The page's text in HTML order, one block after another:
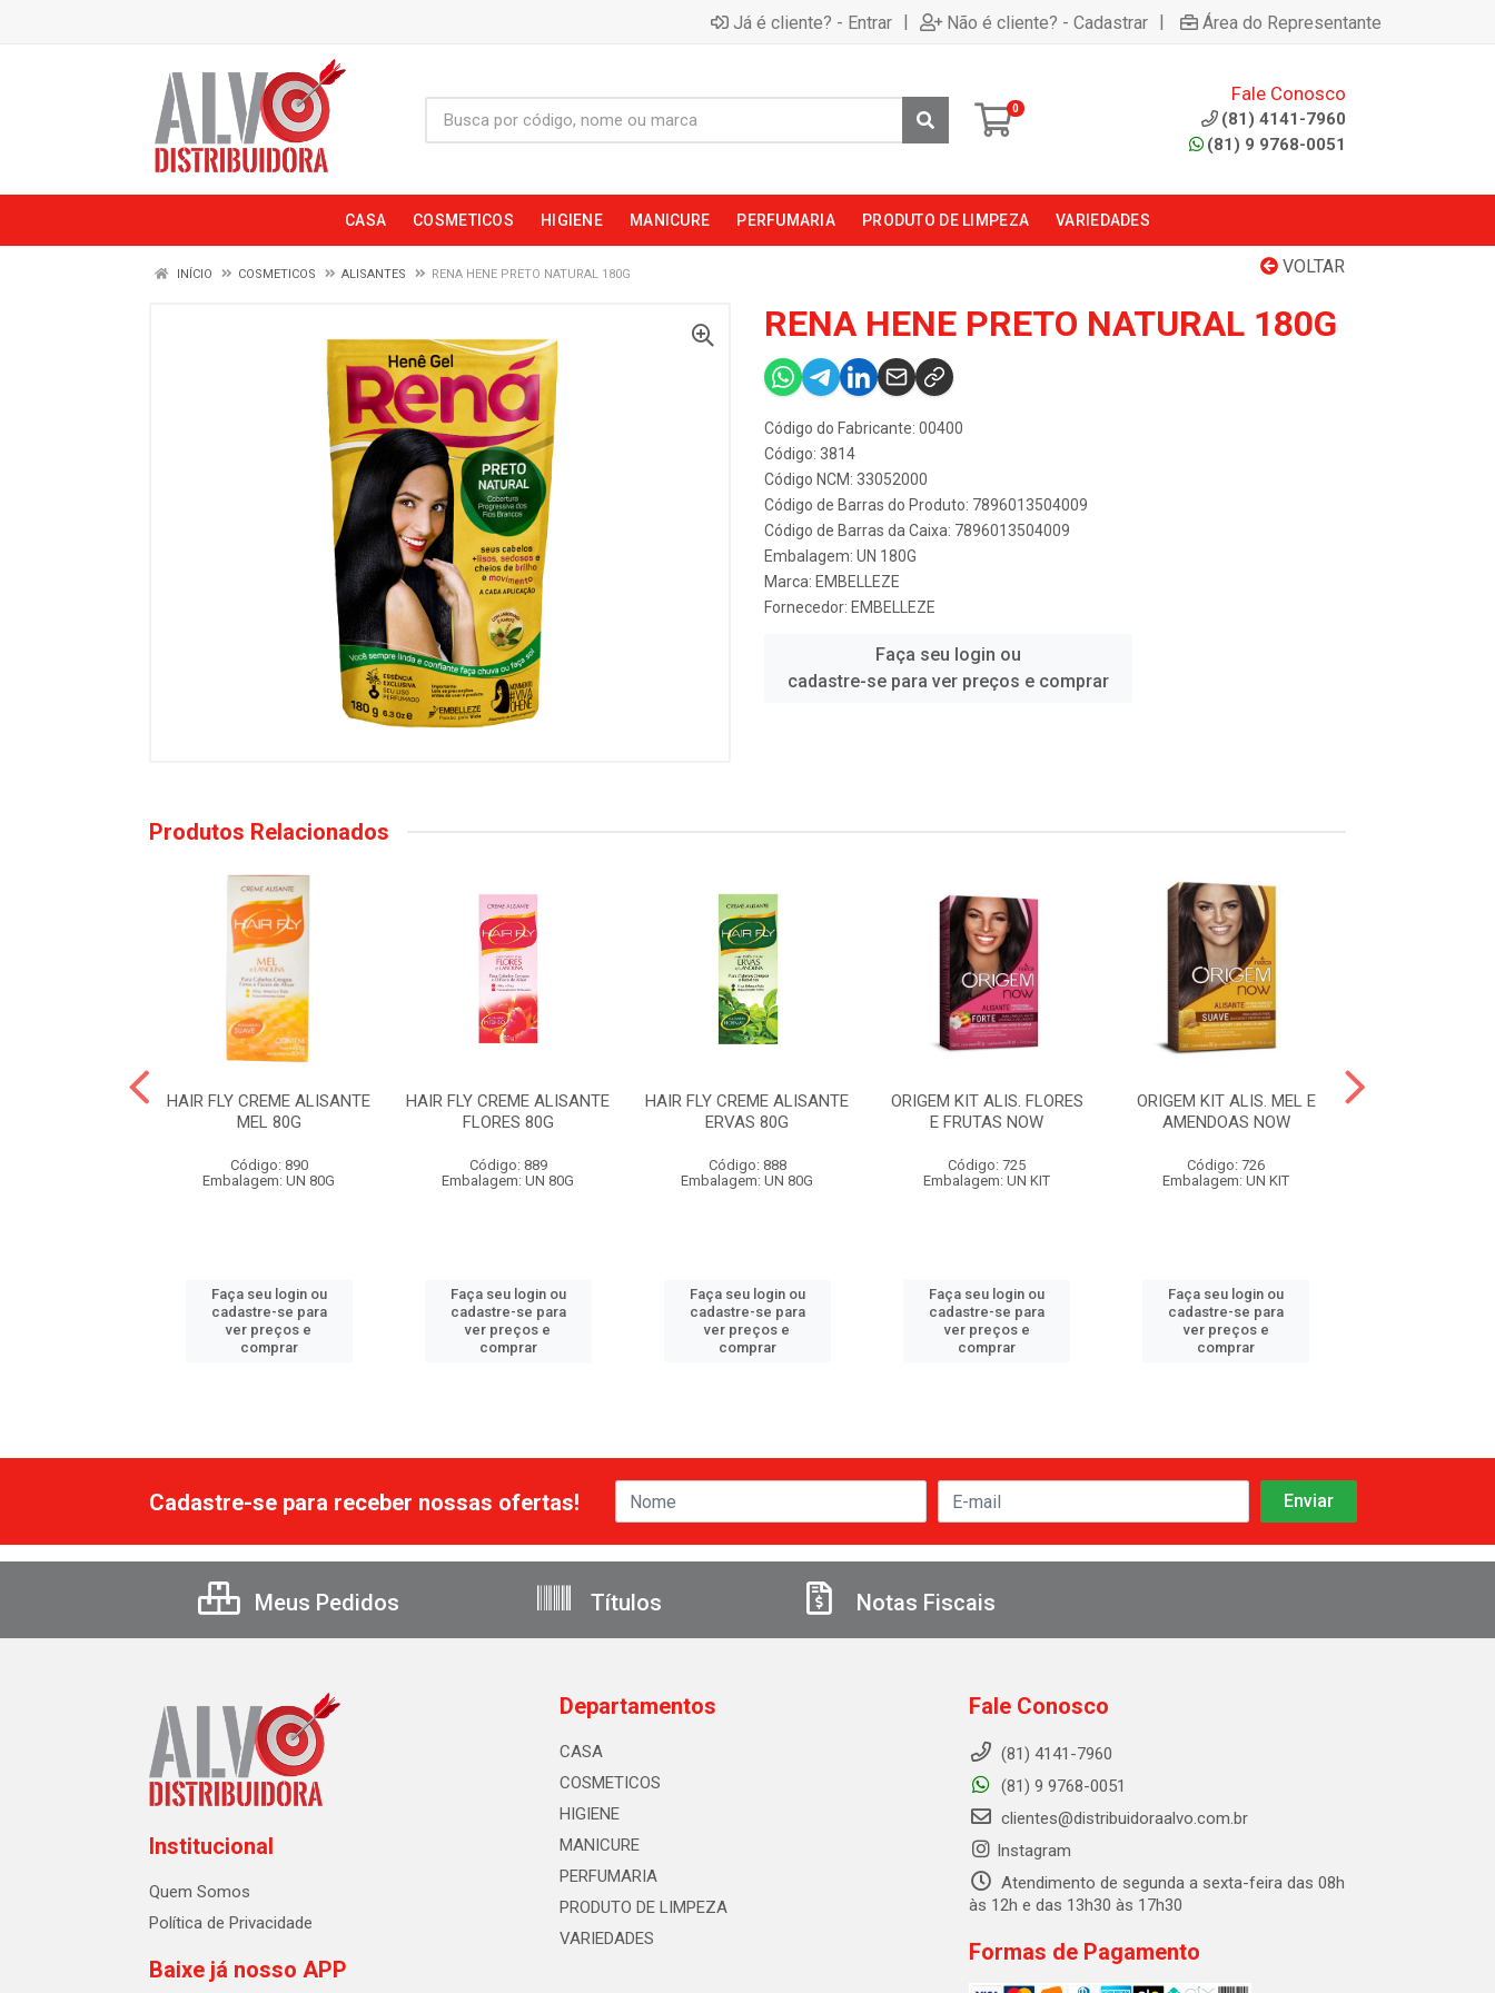
Já é cliente? - Entrar | Não é cliente? - Cadastrar | Área do Representante
0
Fale Conosco
(81) 4141-7960
(81) 9 9768-0051
CASA COSMETICOS HIGIENE MANICURE PERFUMARIA PRODUTO DE LIMPEZA VARIEDADES
VOLTAR
INÍCIO COSMETICOS ALISANTES RENA HENE PRETO NATURAL 180G
RENA HENE PRETO NATURAL 180G
Código do Fabricante: 00400
Código: 3814
Código NCM: 33052000
Código de Barras do Produto: 7896013504009
Código de Barras da Caixa: 7896013504009
Embalagem: UN 180G
Marca: EMBELLEZE
Fornecedor: EMBELLEZE
Faça seu login ou
cadastre-se para ver preços e comprar
Produtos Relacionados
HAIR FLY CREME ALISANTE
MEL 80G
Código: 890
Embalagem: UN 80G
Faça seu login ou
cadastre-se para
ver preços e
comprar
HAIR FLY CREME ALISANTE
FLORES 80G
Código: 889
Embalagem: UN 80G
Faça seu login ou
cadastre-se para
ver preços e
comprar
HAIR FLY CREME ALISANTE
ERVAS 80G
Código: 888
Embalagem: UN 80G
Faça seu login ou
cadastre-se para
ver preços e
comprar
ORIGEM KIT ALIS. FLORES
E FRUTAS NOW
Código: 725
Embalagem: UN KIT
Faça seu login ou
cadastre-se para
ver preços e
comprar
ORIGEM KIT ALIS. MEL E
AMENDOAS NOW
Código: 726
Embalagem: UN KIT
Faça seu login ou
cadastre-se para
ver preços e
comprar
Cadastre-se para receber nossas ofertas!
Meus Pedidos Títulos Notas Fiscais
Institucional
Quem Somos
Política de Privacidade
Baixe já nosso APP
Departamentos
CASA
COSMETICOS
HIGIENE
MANICURE
PERFUMARIA
PRODUTO DE LIMPEZA
VARIEDADES
Fale Conosco
(81) 4141-7960
(81) 9 9768-0051
clientes@distribuidoraalvo.com.br
Instagram
Atendimento de segunda a sexta-feira das 08h
às 12h e das 13h30 às 17h30
Formas de Pagamento